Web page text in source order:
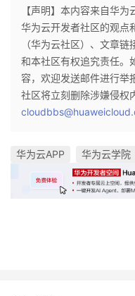
【声明】本内容来自华
华为云开发者社区的观点
（华为云社区）、文章
和本社区有权追究责任。
容，欢迎发送邮件进行举
社区将立刻删除涉嫌侵权
华为云APP 华为云学院